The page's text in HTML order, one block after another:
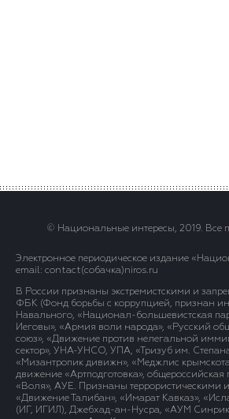
© Национальные интересы, 2019. Все
Электронное периодическое издание
email: contact(сoбaчка)niros.ru
В России признаны экстремистскими и
ФБК (Фонд борьбы с коррупцией, признан
Навального, «Национал-большевистская
Иеговы», «Армия воли народа», «Русский
союз», «Движение против нелегальной
сектор», УНА-УНСО, УПА, «Тризуб им.
«Мизантропик дивижн», «Меджлис
движение «Артподготовка», общероссийская
«Воля», АУЕ. Признаны террористическими
«Движение Талибан», «Имарат Кавказ»,
(ИГ, ИГИЛ), Джебхад-ан-Нусра, «АУМ